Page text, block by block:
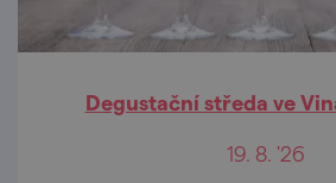
Degustační středa ve
19. 8. '26